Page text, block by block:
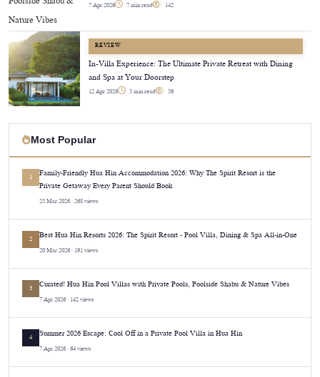
7 Apr 2026 7 min read 142
REVIEW
In-Villa Experience: The Ultimate Private Retreat with Dining
and Spa at Your Doorstep
12 Apr 2026 5 min read 56
Most Popular
1
Family-Friendly Hua Hin Accommodation 2026: Why The Spirit Resort is the
Private Getaway Every Parent Should Book
25 Mar 2026 · 268 views
2 Best Hua Hin Resorts 2026: The Spirit Resort - Pool Villa, Dining & Spa All-in-One
20 Mar 2026 · 191 views
3 Curated! Hua Hin Pool Villas with Private Pools, Poolside Shabu & Nature Vibes
7 Apr 2026 · 142 views
4 Summer 2026 Escape: Cool Off in a Private Pool Villa in Hua Hin
7 Apr 2026 · 64 views